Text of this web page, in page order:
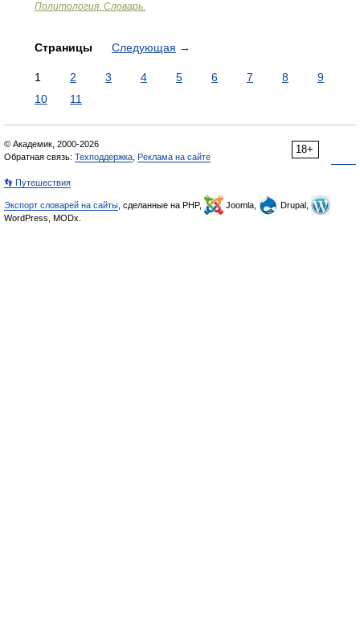
Политология. Словарь.
Страницы Следующая →
1 2 3 4 5 6 7 8
9
10
11
18+
© Академик, 2000-2026
Обратная связь: Техподдержка Реклама на сайте
👣 Путешествия
Экспорт словарей на сайты , сделанные на PHP, Joomla,
Drupal,
WordPress, MODx.